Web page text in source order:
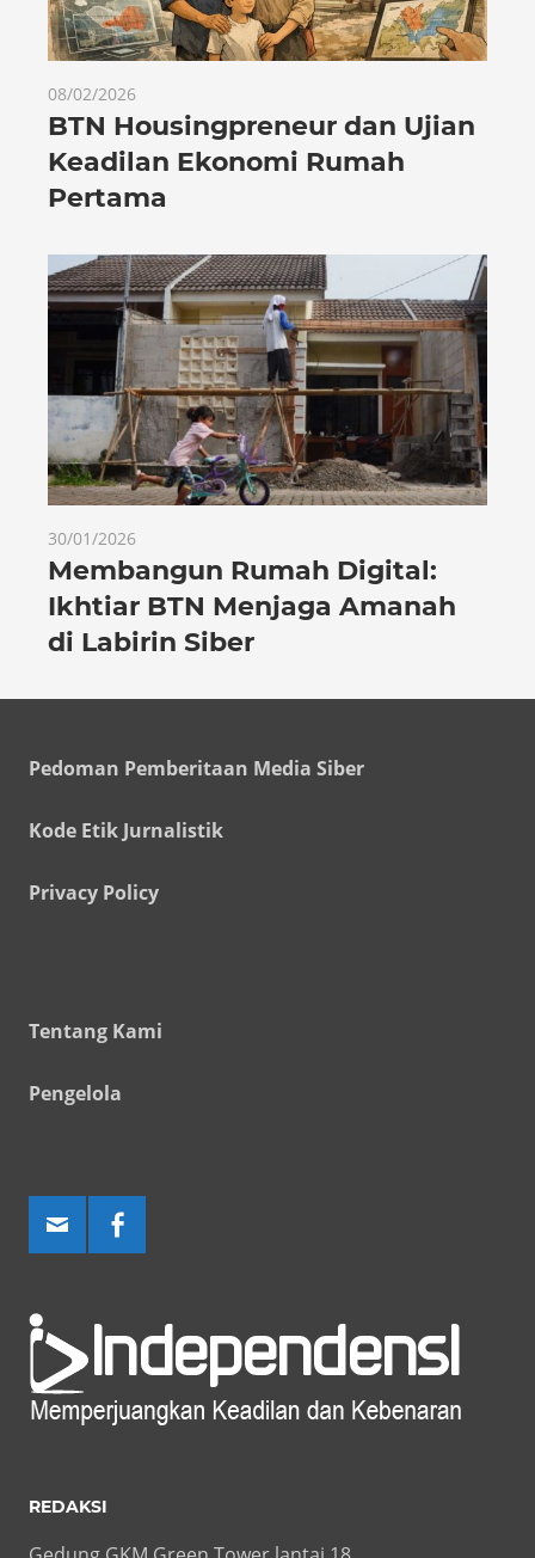
08/02/2026
BTN Housingpreneur dan Ujian
Keadilan Ekonomi Rumah
Pertama
30/01/2026
Membangun Rumah Digital:
Ikhtiar BTN Menjaga Amanah
di Labirin Siber
Pedoman Pemberitaan Media Siber
Kode Etik Jurnalistik
Privacy Policy
Tentang Kami
Pengelola
REDAKSI